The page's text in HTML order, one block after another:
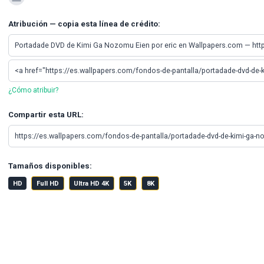
Atribución — copia esta línea de crédito:
¿Cómo atribuir?
Compartir esta URL:
Tamaños disponibles:
HD Full HD Ultra HD 4K 5K 8K